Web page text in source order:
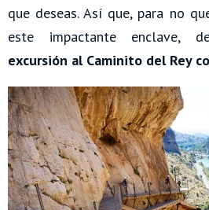
que deseas. Así que, para no
este impactante enclave,
excursión al Caminito del Rey